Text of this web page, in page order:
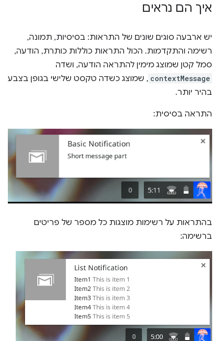
איך הם נראים
יש ארבעה סוגים שונים של התראות: בסיסיות, תמונה,
רשימה והתקדמות. הכול התראות כוללות כותרת, הודעה,
סמל קטן שמוצג מימין להתראה הודעה, ושדה
contextMessage , שמוצג כשדה טקסט שלישי בגופן בצבע
בהיר יותר.
התראה בסיסית:
בהתראות על רשימות מוצגות כל מספר של פריטים
ברשימה: